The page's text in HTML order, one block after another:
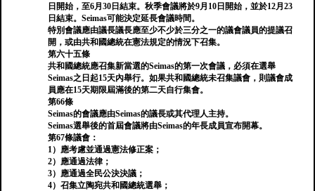
日開始，至6月30日結束。秋季會議將於9月10日開始，並於12月23
日結束。Seimas可能決定延長會議時間。
特別會議應由議長議長應至少不少於三分之一的議會議員的提議召
開，或由共和國總統在憲法規定的情況下召集。
第六十五條
共和國總統應召集新當選的Seimas的第一次會議，必須在選舉
Seimas之日起15天內舉行。如果共和國總統未召集議會，則議會成
員應在15天期限屆滿後的第二天自行集會。
第66條
Seimas的會議應由Seimas的議長或其代理人主持。
Seimas選舉後的首屆會議將由Seimas的年長成員宣布開幕。
第67條議會：
1）應考慮並通過憲法修正案；
2）應通過法律；
3）應通過全民公決決議；
4）召集立陶宛共和國總統選舉；